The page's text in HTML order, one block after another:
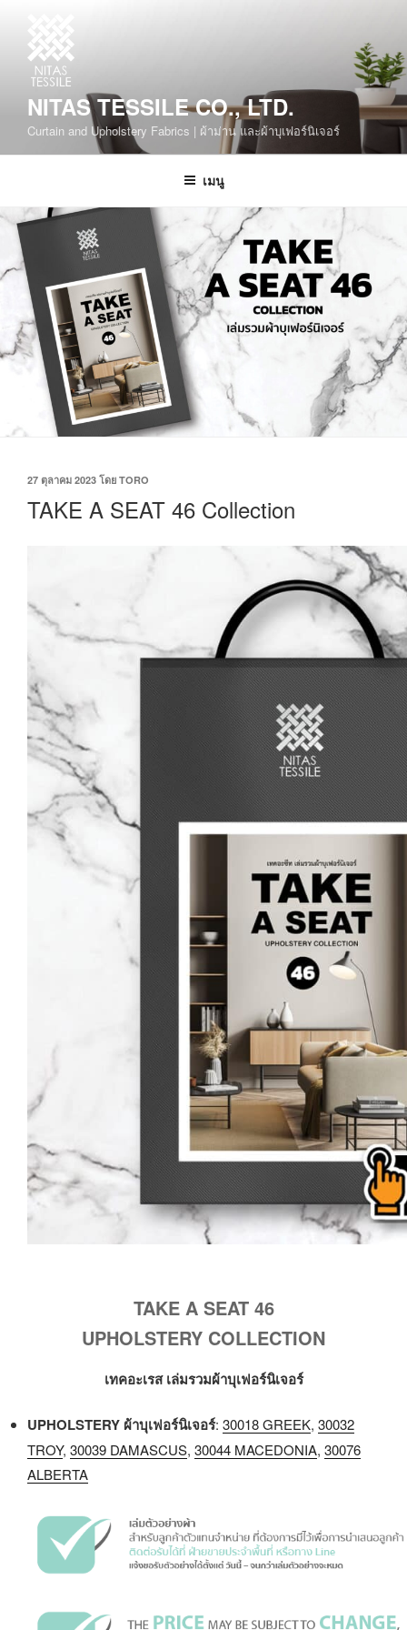
NITAS TESSILE CO., LTD.
Curtain and Upholstery Fabrics | ผ้าม่าน และผ้าบุเฟอร์นิเจอร์
เมนู
27 ตุลาคม 2023 โดย TORO
TAKE A SEAT 46 Collection
TAKE A SEAT 46
UPHOLSTERY COLLECTION
เทคอะเรส เล่มรวมผ้าบุเฟอร์นิเจอร์
UPHOLSTERY ผ้าบุเฟอร์นิเจอร์: 30018 GREEK, 30032
TROY, 30039 DAMASCUS, 30044 MACEDONIA, 30076
ALBERTA